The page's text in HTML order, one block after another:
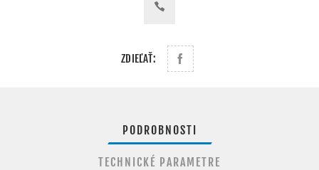
ZDIEĽAŤ:
PODROBNOSTI
TECHNICKÉ PARAMETRE